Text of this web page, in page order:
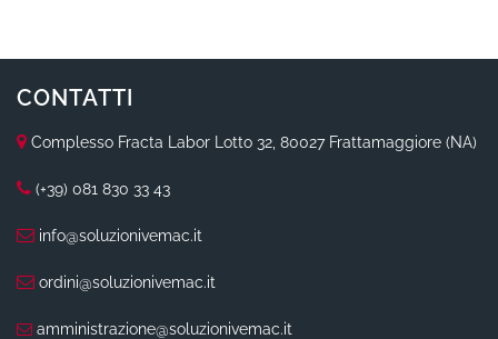
CONTATTI
Complesso Fracta Labor Lotto 32, 80027 Frattamaggiore (NA)
(+39) 081 830 33 43
info@soluzionivemac.it
ordini@soluzionivemac.it
amministrazione@soluzionivemac.it